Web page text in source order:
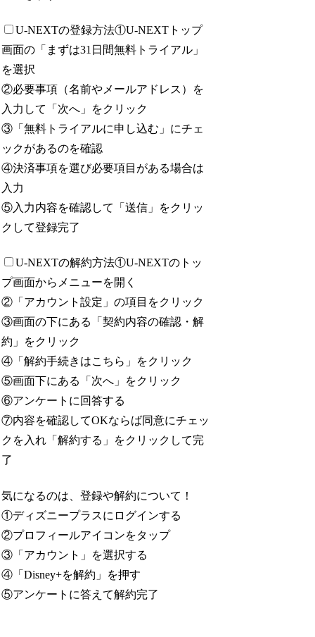
U-NEXTの登録方法①U-NEXTトップ
画面の「まずは31日間無料トライアル」
を選択
②必要事項（名前やメールアドレス）を
入力して「次へ」をクリック
③「無料トライアルに申し込む」にチェ
ックがあるのを確認
④決済事項を選び必要項目がある場合は
入力
⑤入力内容を確認して「送信」をクリッ
クして登録完了
U-NEXTの解約方法①U-NEXTのトッ
プ画面からメニューを開く
②「アカウント設定」の項目をクリック
③画面の下にある「契約内容の確認・解
約」をクリック
④「解約手続きはこちら」をクリック
⑤画面下にある「次へ」をクリック
⑥アンケートに回答する
⑦内容を確認してOKならば同意にチェッ
クを入れ「解約する」をクリックして完
了
気になるのは、登録や解約について！
①ディズニープラスにログインする
②プロフィールアイコンをタップ
③「アカウント」を選択する
④「Disney+を解約」を押す
⑤アンケートに答えて解約完了